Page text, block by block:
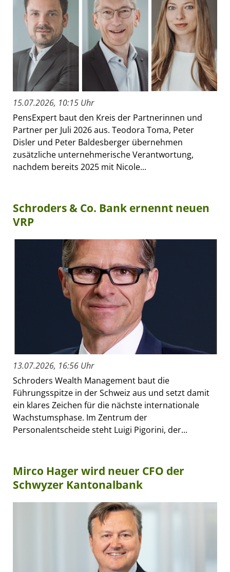
15.07.2026, 10:15 Uhr
PensExpert baut den Kreis der Partnerinnen und
Partner per Juli 2026 aus. Teodora Toma, Peter
Disler und Peter Baldesberger übernehmen
zusätzliche unternehmerische Verantwortung,
nachdem bereits 2025 mit Nicole...
Schroders & Co. Bank ernennt neuen
VRP
13.07.2026, 16:56 Uhr
Schroders Wealth Management baut die
Führungsspitze in der Schweiz aus und setzt damit
ein klares Zeichen für die nächste internationale
Wachstumsphase. Im Zentrum der
Personalentscheide steht Luigi Pigorini, der...
Mirco Hager wird neuer CFO der
Schwyzer Kantonalbank